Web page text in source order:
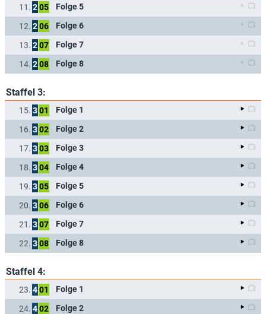
11. 205 Folge 5
12. 206 Folge 6
13. 207 Folge 7
14. 208 Folge 8
Staffel 3:
15. 301 Folge 1
16. 302 Folge 2
17. 303 Folge 3
18. 304 Folge 4
19. 305 Folge 5
20. 306 Folge 6
21. 307 Folge 7
22. 308 Folge 8
Staffel 4:
23. 401 Folge 1
24. 402 Folge 2